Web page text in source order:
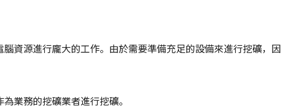
資源進行龐大的工作。由於需要準備充足的設備來進行挖礦，因
業務的挖礦業者進行挖礦。